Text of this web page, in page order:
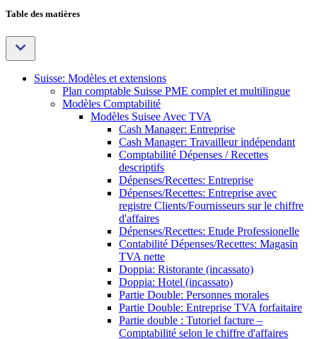
Table des matières
Suisse: Modèles et extensions
Plan comptable Suisse PME complet et multilingue
Modèles Comptabilité
Modèles Suisee Avec TVA
Cash Manager: Entreprise
Cash Manager: Travailleur indépendant
Comptabilité Dépenses / Recettes
descriptifs
Dépenses/Recettes: Entreprise
Dépenses/Recettes: Entreprise avec
registre Clients/Fournisseurs sur le chiffre
d'affaires
Dépenses/Recettes: Etude Professionelle
Contabilité Dépenses/Recettes: Magasin
TVA nette
Doppia: Ristorante (incassato)
Doppia: Hotel (incassato)
Partie Double: Personnes morales
Partie Double: Entreprise TVA forfaitaire
Partie double : Tutoriel facture –
Comptabilité selon le chiffre d'affaires